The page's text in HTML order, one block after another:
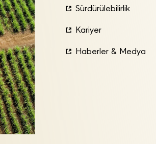
Sürdürülebilirlik
Kariyer
Haberler & Medya